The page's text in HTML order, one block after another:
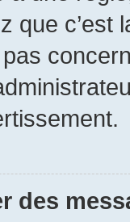
que c’est
des